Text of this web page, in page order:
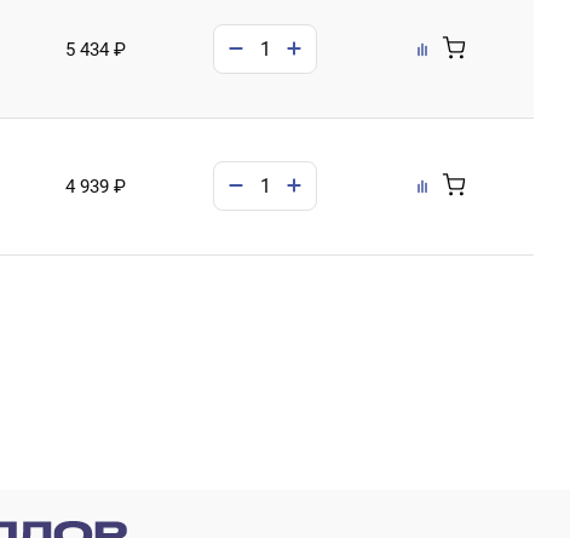
5 434 ₽
4 939 ₽